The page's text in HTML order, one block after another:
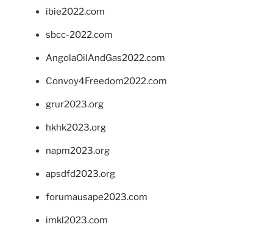
ibie2022.com
sbcc-2022.com
AngolaOilAndGas2022.com
Convoy4Freedom2022.com
grur2023.org
hkhk2023.org
napm2023.org
apsdfd2023.org
forumausape2023.com
imkl2023.com